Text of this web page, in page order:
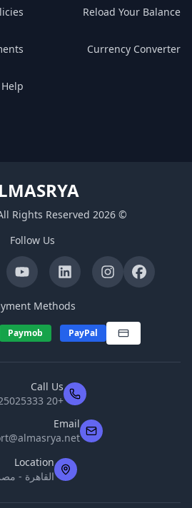
Reload Your Balance
Currency Converter
Help
©
2026
Rights Reserved
Follow Us
Methods
PayPal
Paymob
Call Us
+20 1125025333
Email
Location
القاهرة -